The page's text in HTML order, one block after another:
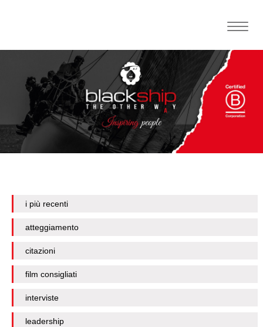
Toggle
i più recenti
atteggiamento
citazioni
film consigliati
interviste
leadership